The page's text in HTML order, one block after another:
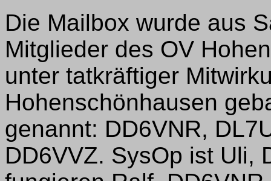
Die Mailbox wurde aus
Mitglieder des OV
unter tatkräftiger
Hohenschönhausen
genannt: DD6VNR,
DD6VVZ. SysOp ist Uli,